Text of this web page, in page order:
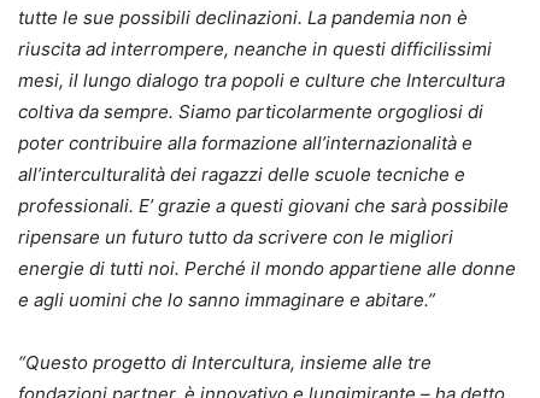
tutte le sue possibili declinazioni. La pandemia non è
riuscita ad interrompere, neanche in questi difficilissimi
mesi, il lungo dialogo tra popoli e culture che Intercultura
coltiva da sempre. Siamo particolarmente orgogliosi di
poter contribuire alla formazione all’internazionalità e
all’interculturalità dei ragazzi delle scuole tecniche e
professionali. E’ grazie a questi giovani che sarà possibile
ripensare un futuro tutto da scrivere con le migliori
energie di tutti noi. Perché il mondo appartiene alle donne
e agli uomini che lo sanno immaginare e abitare.”
“Questo progetto di Intercultura, insieme alle tre